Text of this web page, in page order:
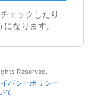
ェックしたり、
なります。
Reserved.
バシーポリシー
て